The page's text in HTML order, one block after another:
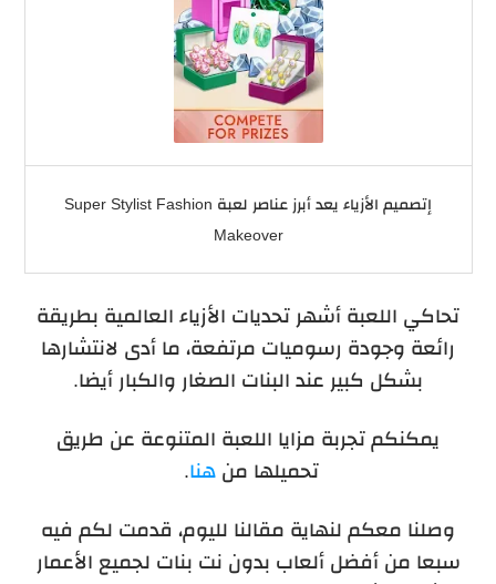
إتصميم الأزياء يعد أبرز عناصر لعبة Super Stylist Fashion
Makeover
تحاكي اللعبة أشهر تحديات الأزياء العالمية بطريقة
رائعة وجودة رسوميات مرتفعة، ما أدى لانتشارها
بشكل كبير عند البنات الصغار والكبار أيضا.
يمكنكم تجربة مزايا اللعبة المتنوعة عن طريق
تحميلها منهنا.
وصلنا معكم لنهاية مقالنا لليوم، قدمت لكم فيه
سبعا من أفضل ألعاب بدون نت بنات لجميع الأعمار